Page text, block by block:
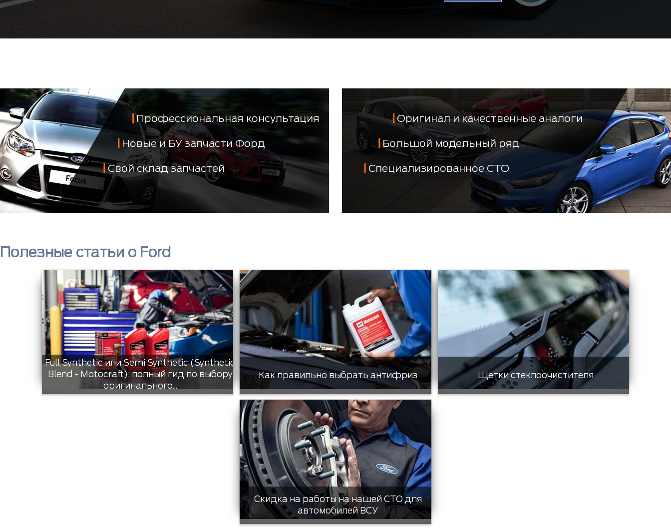
Профессиональная консультация
Новые и БУ запчасти Форд
Свой склад запчастей
Оригинал и качественные аналоги
Большой модельный ряд
Специализированное СТО
Полезные статьи о Ford
Full Synthetic или Semi Synthetic (Synthetic
Blend - Motocraft): полный гид по выбору
оригинального...
Как правильно выбрать антифриз Щетки стеклоочистителя
Скидка на работы на нашей СТО для
автомобилей ВСУ